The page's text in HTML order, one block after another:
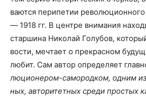
ва­ют­ся пери­пе­тии рево­лю­ци­он­но­го
— 1918 гг. В цен­тре вни­ма­ния
стар­ши­на Нико­лай Голу­бов,
во­сти, меч­та­ет о пре­крас­ном
любит. Сам автор опре­де­ля­ет
лю­ци­о­не­ром-само­род­ком, одним
ных, авто­ри­тет­ных сре­ди про­стых